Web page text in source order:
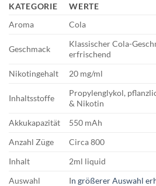
KATEGORIE
WERTE
Aroma
Cola
Geschmack
Klassischer Cola-
erfrischend
Nikotingehalt
20 mg/ml
Inhaltsstoffe
Propylenglykol,
& Nikotin
Akkukapazität
550 mAh
Anzahl Züge
Circa 800
Inhalt
2ml liquid
Auswahl
In größerer Auswahl